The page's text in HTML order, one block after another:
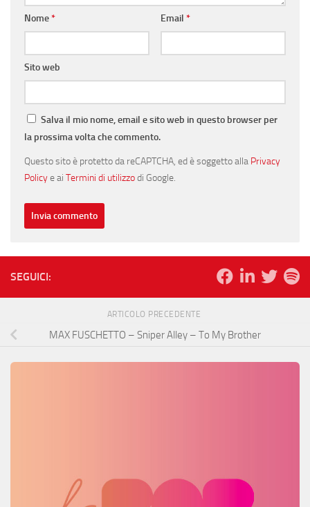
Nome* Email *
Sito web
Salva il mio nome, email e sito web in questo browser per
la prossima volta che commento.
Questo sito è protetto da reCAPTCHA, ed è soggetto alla Privacy
Policye ai Termini di utilizzodi Google.
SEGUICI:
ARTICOLO PRECEDENTE
MAX FUSCHETTO – Sniper Alley – To My Brother